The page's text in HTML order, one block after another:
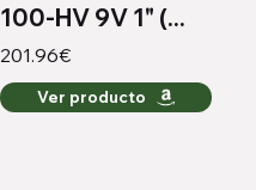
100-HV 9V 1" (...
201.96€
Ver producto